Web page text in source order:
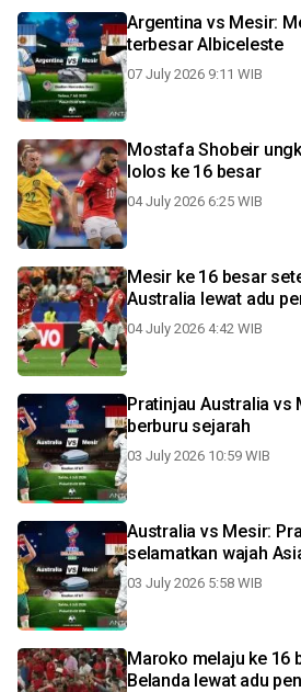
Argentina vs Mesir:
terbesar Albiceleste
07 July 2026 9:11 WIB
Mostafa Shobeir
lolos ke 16 besar
04 July 2026 6:25 WIB
Mesir ke 16 besar
Australia lewat adu
04 July 2026 4:42 WIB
Pratinjau Australia vs
berburu sejarah
03 July 2026 10:59 WIB
Australia vs Mesir:
selamatkan wajah
03 July 2026 5:58 WIB
Maroko melaju ke 16
Belanda lewat adu